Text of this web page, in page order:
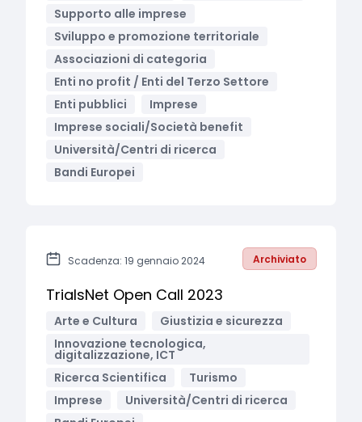
Supporto alle imprese
Sviluppo e promozione territoriale
Associazioni di categoria
Enti no profit / Enti del Terzo Settore
Enti pubblici
Imprese
Imprese sociali/Società benefit
Università/Centri di ricerca
Bandi Europei
Scadenza: 19 gennaio 2024 Archiviato
TrialsNet Open Call 2023
Arte e Cultura
Giustizia e sicurezza
Innovazione tecnologica,
digitalizzazione, ICT
Ricerca Scientifica
Turismo
Imprese
Università/Centri di ricerca